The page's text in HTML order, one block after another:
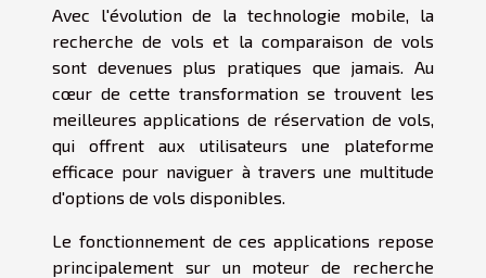
Avec l'évolution de la technologie mobile, la
recherche de vols et la comparaison de vols
sont devenues plus pratiques que jamais. Au
cœur de cette transformation se trouvent les
meilleures applications de réservation de vols,
qui offrent aux utilisateurs une plateforme
efficace pour naviguer à travers une multitude
d'options de vols disponibles.
Le fonctionnement de ces applications repose
principalement sur un moteur de recherche